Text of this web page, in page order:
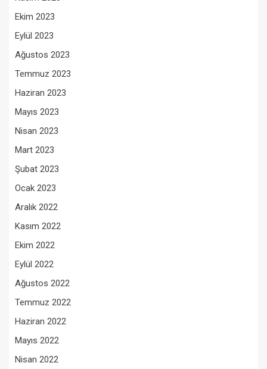
Ekim 2023
Eylül 2023
Ağustos 2023
Temmuz 2023
Haziran 2023
Mayıs 2023
Nisan 2023
Mart 2023
Şubat 2023
Ocak 2023
Aralık 2022
Kasım 2022
Ekim 2022
Eylül 2022
Ağustos 2022
Temmuz 2022
Haziran 2022
Mayıs 2022
Nisan 2022